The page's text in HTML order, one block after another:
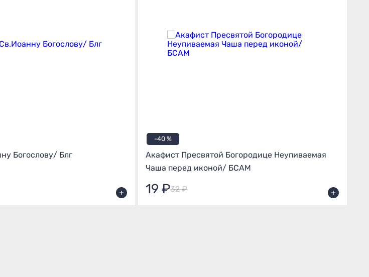
Богослову/ Блг
+
-40 %
Акафист Пресвятой Богородице Неупиваемая
Чаша перед иконой/ БСАМ
19 ₽32 ₽ +